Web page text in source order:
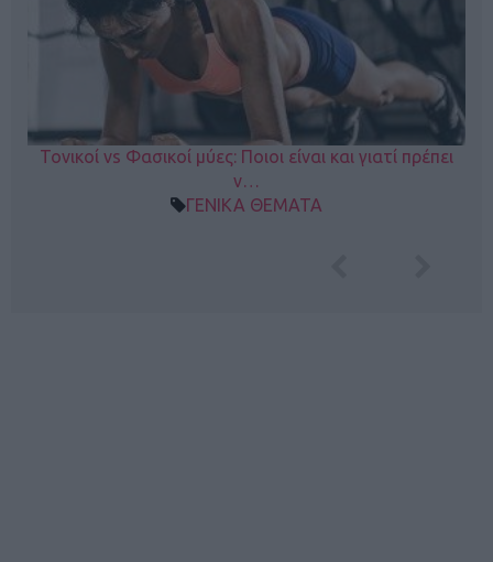
Τονικοί vs Φασικοί μύες: Ποιοι είναι και γιατί πρέπει
ν…
ΓΕΝΙΚΑ ΘΕΜΑΤΑ